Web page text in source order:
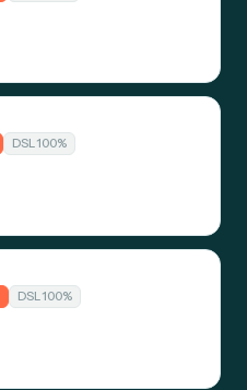
DSL 100%
DSL 100%